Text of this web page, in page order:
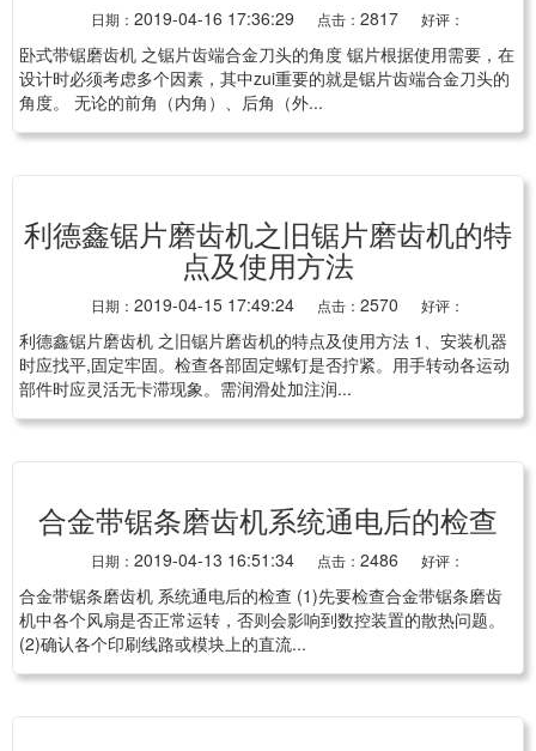
日期： 2019-04-16 17:36:29 点击： 2817 好评：
卧式带锯磨齿机 之锯片齿端合金刀头的角度 锯片根据使用需要，在
设计时必须考虑多个因素，其中zui重要的就是锯片齿端合金刀头的
角度。 无论的前角（内角）、后角（外...
利德鑫锯片磨齿机之旧锯片磨齿机的特
点及使用方法
日期： 2019-04-15 17:49:24 点击： 2570 好评：
利德鑫锯片磨齿机 之旧锯片磨齿机的特点及使用方法 1、安装机器
时应找平,固定牢固。检查各部固定螺钉是否拧紧。用手转动各运动
部件时应灵活无卡滞现象。需润滑处加注润...
合金带锯条磨齿机系统通电后的检查
日期： 2019-04-13 16:51:34 点击： 2486 好评：
合金带锯条磨齿机 系统通电后的检查 (1)先要检查合金带锯条磨齿
机中各个风扇是否正常运转，否则会影响到数控装置的散热问题。
(2)确认各个印刷线路或模块上的直流...